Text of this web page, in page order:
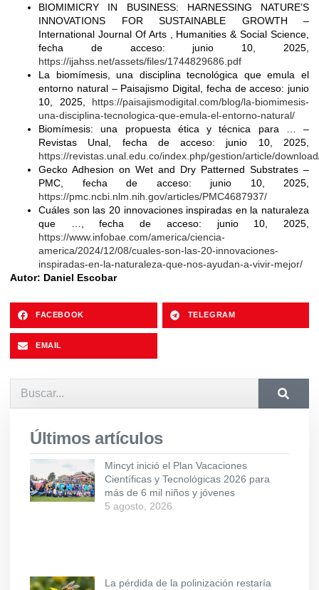
BIOMIMICRY IN BUSINESS: HARNESSING NATURE’S
INNOVATIONS FOR SUSTAINABLE GROWTH –
International Journal Of Arts , Humanities & Social Science,
fecha de acceso: junio 10, 2025,
https://ijahss.net/assets/files/1744829686.pdf
La biomímesis, una disciplina tecnológica que emula el
entorno natural – Paisajismo Digital, fecha de acceso: junio
10, 2025, https://paisajismodigital.com/blog/la-biomimesis-
una-disciplina-tecnologica-que-emula-el-entorno-natural/
Biomímesis: una propuesta ética y técnica para … –
Revistas Unal, fecha de acceso: junio 10, 2025,
https://revistas.unal.edu.co/index.php/gestion/article/
Gecko Adhesion on Wet and Dry Patterned Substrates –
PMC, fecha de acceso: junio 10, 2025,
https://pmc.ncbi.nlm.nih.gov/articles/PMC4687937/
Cuáles son las 20 innovaciones inspiradas en la naturaleza
que …, fecha de acceso: junio 10, 2025,
https://www.infobae.com/america/ciencia-
america/2024/12/08/cuales-son-las-20-innovaciones-
inspiradas-en-la-naturaleza-que-nos-ayudan-a-vivir-mejor/
Autor: Daniel Escobar
FACEBOOK TELEGRAM
EMAIL
Últimos artículos
Mincyt inició el Plan Vacaciones
Científicas y Tecnológicas 2026 para
más de 6 mil niños y jóvenes
5 agosto, 2026
La pérdida de la polinización restaría